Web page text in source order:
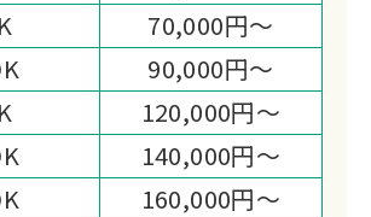
70,000円～
90,000円～
120,000円～
140,000円～
160,000円～